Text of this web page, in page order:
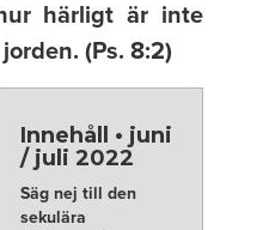
härligt är inte
(Ps. 8:2)
Innehåll • juni
/ juli 2022
Säg nej till den
sekulära